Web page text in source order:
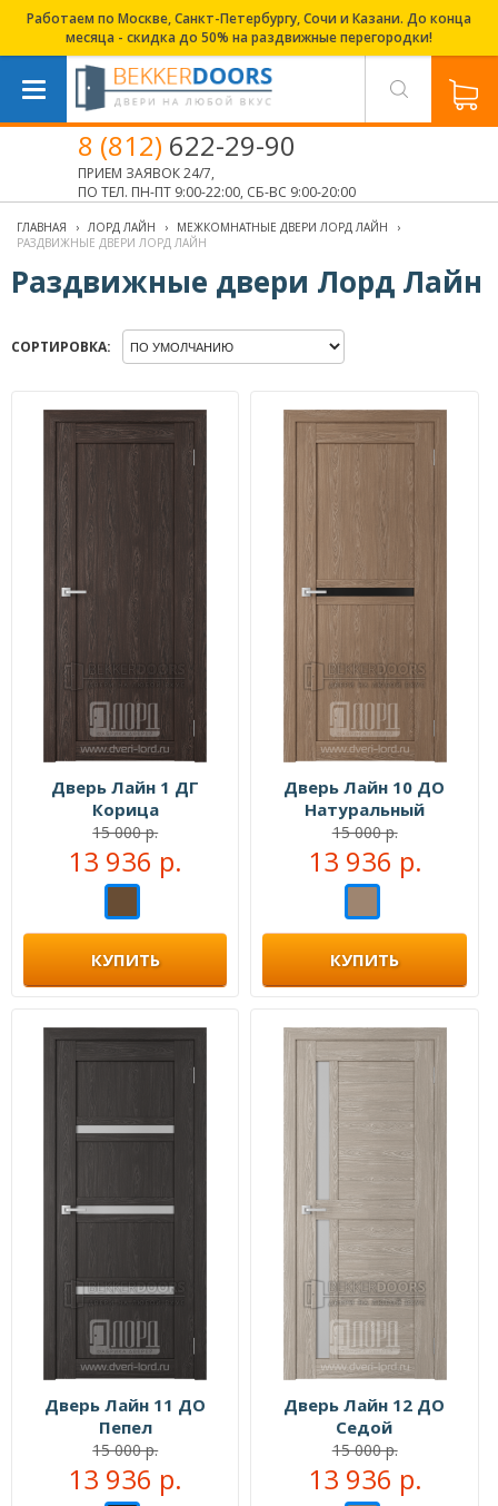
Работаем по Москве, Санкт-Петербургу, Сочи и Казани. До конца
месяца - скидка до 50% на раздвижные перегородки!
8 (812) 622-29-90
ПРИЕМ ЗАЯВОК 24/7,
ПО ТЕЛ. ПН-ПТ 9:00-22:00, СБ-ВС 9:00-20:00
ГЛАВНАЯ › ЛОРД ЛАЙН › МЕЖКОМНАТНЫЕ ДВЕРИ ЛОРД ЛАЙН
›
РАЗДВИЖНЫЕ ДВЕРИ ЛОРД ЛАЙН
Раздвижные двери Лорд Лайн
СОРТИРОВКА:
Дверь Лайн 1 ДГ
Корица
15 000 р.
13 936 р.
КУПИТЬ
Дверь Лайн 10 ДО
Натуральный
15 000 р.
13 936 р.
КУПИТЬ
Дверь Лайн 11 ДО
Пепел
15 000 р.
13 936 р.
Дверь Лайн 12 ДО
Седой
15 000 р.
13 936 р.